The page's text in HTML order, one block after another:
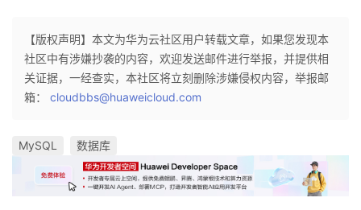
【版权声明】本文为华为云社区用户转载文章，如果您发现本
社区中有涉嫌抄袭的内容，欢迎发送邮件进行举报，并提供相
关证据，一经查实，本社区将立刻删除涉嫌侵权内容，举报邮
箱： cloudbbs@huaweicloud.com
MySQL 数据库